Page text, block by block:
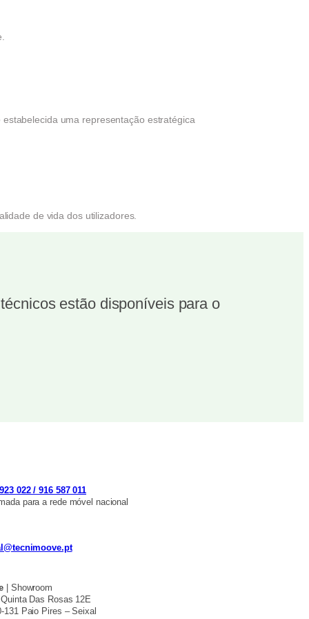
uma representação estratégica
de vida dos utilizadores.
estão disponíveis para o
022 / 916 587 011
para a rede móvel nacional
| Showroom
Quinta Das Rosas 12E
131 Paio Pires – Seixal